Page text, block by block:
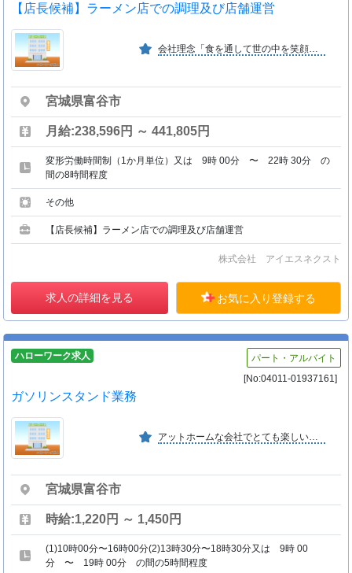
【店長候補】ラーメン店での調理及び店舗運営
会社理念「食を通して世の中を笑顔にします」に基づき富谷・仙台市を拠点に外食・中食産業等生活に欠かせないフードサービスを展開。男女共にライフスタイルに応じ活躍できる環境が整っています
宮城県富谷市
月給:238,596円 ～ 441,805円
変形労働時間制（1か月単位）又は 9時 00分 〜 22時 30分 の
間の8時間程度
その他
【店長候補】ラーメン店での調理及び店舗運営
株式会社 アイエスネクスト
求人の詳細を見る お気に入り登録する
ハローワーク求人
パート・アルバイト
[No:04011-01937161]
ガソリンスタンド業務
アットホームな会社でとても楽しいです。
宮城県富谷市
時給:1,220円 ～ 1,450円
(1)10時00分〜16時00分(2)13時30分〜18時30分又は 9時 00
分 〜 19時 00分 の間の5時間程度